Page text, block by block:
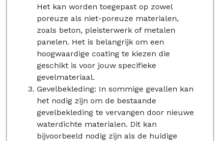
Het kan worden toegepast op zowel
poreuze als niet-poreuze materialen,
zoals beton, pleisterwerk of metalen
panelen. Het is belangrijk om een
hoogwaardige coating te kiezen die
geschikt is voor jouw specifieke
gevelmateriaal.
Gevelbekleding: In sommige gevallen kan
het nodig zijn om de bestaande
gevelbekleding te vervangen door nieuwe
waterdichte materialen. Dit kan
bijvoorbeeld nodig zijn als de huidige